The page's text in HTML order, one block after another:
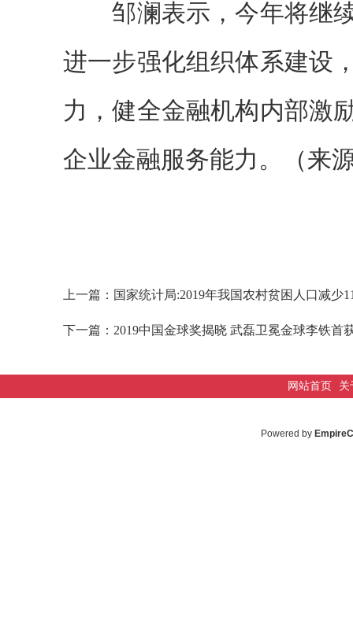
邹澜表示，今年将继续
进一步强化组织体系建设
力，健全金融机构内部激
企业金融服务能力。（来
上一篇： 国家统计局:2019年我国农村贫困人口减少
下一篇： 2019中国金球奖揭晓 武磊卫冕金球李铁首
网站首页 关
Powered by